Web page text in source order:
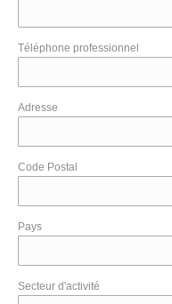
Téléphone professionnel
Adresse
Code Postal
Pays
Secteur d'activité